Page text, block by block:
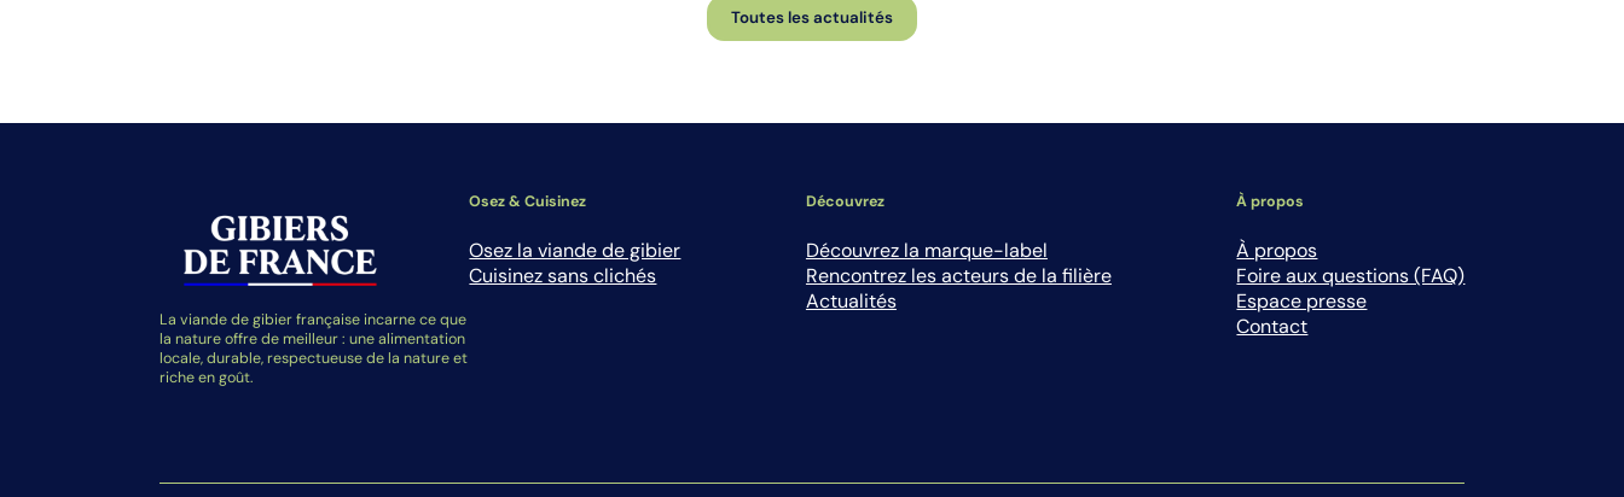
Toutes les actualités
La viande de gibier française incarne ce que
la nature offre de meilleur : une alimentation
locale, durable, respectueuse de la nature et
riche en goût.
Osez & Cuisinez
Osez la viande de gibier
Cuisinez sans clichés
Découvrez
Découvrez la marque-label
Rencontrez les acteurs de la filière
Actualités
À propos
À propos
Foire aux questions (FAQ)
Espace presse
Contact